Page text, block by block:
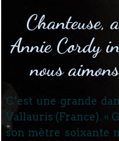
Chanteuse,
Annie Cordy
nous
C’est une grande
Vallauris (France). «
son mètre soixante